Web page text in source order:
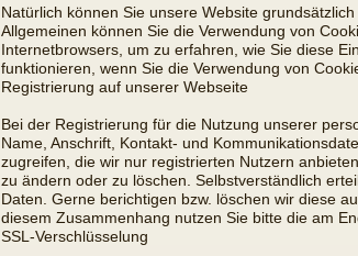
Natürlich können Sie unsere Website
Allgemeinen können Sie die Verwendung von
Internetbrowsers, um zu erfahren, wie Sie diese
funktionieren, wenn Sie die Verwendung von
Registrierung auf unserer Webseite
Bei der Registrierung für die Nutzung unserer
Name, Anschrift, Kontakt- und
zugreifen, die wir nur registrierten Nutzern
zu ändern oder zu löschen. Selbstverständlich
Daten. Gerne berichtigen bzw. löschen wir diese
diesem Zusammenhang nutzen Sie bitte die am
SSL-Verschlüsselung